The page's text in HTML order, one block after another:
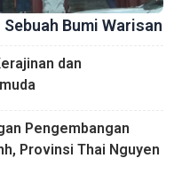
Bumi Warisan
dan
Pengembangan
Provinsi Thai Nguyen